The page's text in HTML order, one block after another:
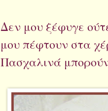
Δεν μου ξέφυγε
μου πέφτουν στα
Πασχαλινά